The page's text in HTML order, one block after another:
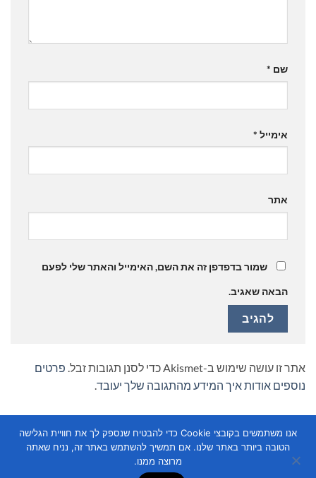
שם *
אימייל *
אתר
שמור בדפדפן זה את השם, האימייל והאתר שלי לפעם
הבאה שאגיב.
אתר זו עושה שימוש ב-Akismet כדי לסנן תגובות זבל.
פרטים
נוספים אודות איך המידע מהתגובה שלך יעובד
אנו משתמשים בקובצי Cookie כדי להבטיח שנספק לך את חוויית הגלישה
הטובה ביותר באתר שלנו. אם תמשיך להשתמש באתר זה, נניח שאתה
מרוצה ממנו.